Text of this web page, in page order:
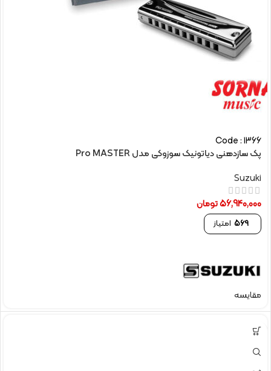
Code : 1366
پک سازدهنی دیاتونیک سوزوکی مدل Pro MASTER
Suzuki
56,940,000تومان
569 امتیاز
مقایسه